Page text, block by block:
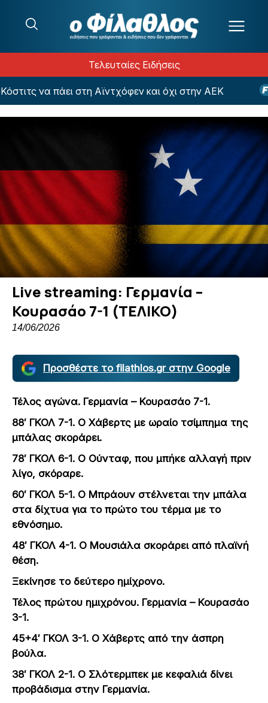
Τελευταίες Ειδήσεις
να πάει στη Αϊντχόφεν και όχι στην ΑΕΚ
Live streaming: Γερμανία –
Κουρασάο 7-1 (ΤΕΛΙΚΟ)
14/06/2026
Προσθέστε το filathlos.gr στην Google
Τέλος αγώνα. Γερμανία – Κουρασάο 7-1.
88′ ΓΚΟΛ 7-1. Ο Χάβερτς με ωραίο τσίμπημα της
μπάλας σκοράρει.
78′ ΓΚΟΛ 6-1. Ο Ούνταφ, που μπήκε αλλαγή πριν
λίγο, σκόραρε.
60′ ΓΚΟΛ 5-1. Ο Μπράουν στέλνεται την μπάλα
στα δίχτυα για το πρώτο του τέρμα με το
εθνόσημο.
48′ ΓΚΟΛ 4-1. Ο Μουσιάλα σκοράρει από πλαϊνή
θέση.
Ξεκίνησε το δεύτερο ημίχρονο.
Τέλος πρώτου ημιχρόνου. Γερμανία – Κουρασάο
3-1.
45+4′ ΓΚΟΛ 3-1. Ο Χάβερτς από την άσπρη
βούλα.
38′ ΓΚΟΛ 2-1. Ο Σλότερμπεκ με κεφαλιά δίνει
προβάδισμα στην Γερμανία.